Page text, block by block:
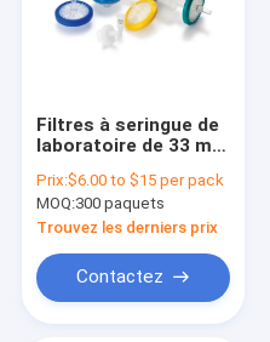
Filtres à seringue de
laboratoire de 33 mm
0,22 μm Filtre à
seringue HPLC
jetable
Prix:$6.00 to $15 per pack
MOQ:300 paquets
Trouvez les derniers prix
Contactez